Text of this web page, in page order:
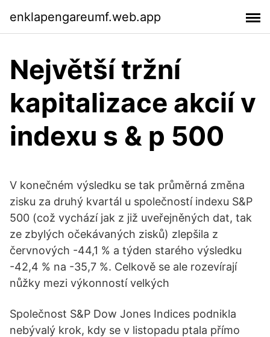
enklapengareumf.web.app
Největší tržní
kapitalizace akcií v
indexu s & p 500
V konečném výsledku se tak průměrná změna
zisku za druhý kvartál u společností indexu S&P
500 (což vychází jak z již uveřejněných dat, tak
ze zbylých očekávaných zisků) zlepšila z
červnových -44,1 % a týden starého výsledku
-42,4 % na -35,7 %. Celkově se ale rozevírají
nůžky mezi výkonností velkých
Společnost S&P Dow Jones Indices podnikla
nebývalý krok, kdy se v listopadu ptala přímo